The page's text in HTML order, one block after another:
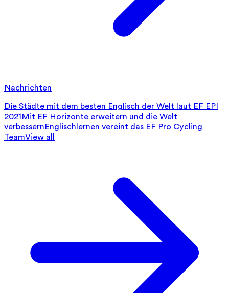
Nachrichten
Die Städte mit dem besten Englisch der Welt laut EF EPI
2021Mit EF Horizonte erweitern und die Welt
verbessernEnglischlernen vereint das EF Pro Cycling
TeamView all